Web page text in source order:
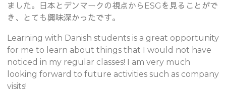
ました。日本とデンマークの視点からESGを見ることがで
き、とても興味深かったです。
Learning with Danish students is a great opportunity
for me to learn about things that I would not have
noticed in my regular classes! I am very much
looking forward to future activities such as company
visits!